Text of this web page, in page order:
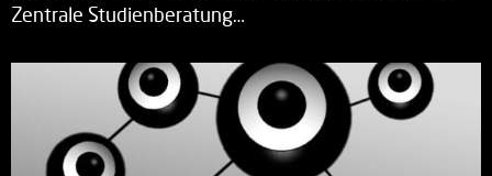
Zentrale Studienberatung…